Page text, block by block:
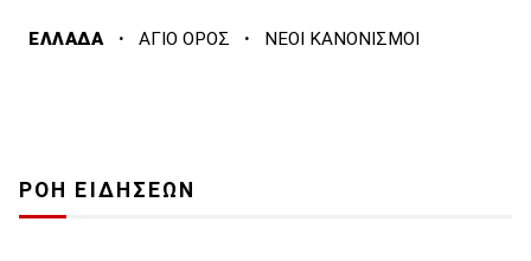
ΕΛΛΑΔΑ · ΑΓΙΟ ΟΡΟΣ · ΝΕΟΙ ΚΑΝΟΝΙΣΜΟΙ
ΡΟΗ ΕΙΔΗΣΕΩΝ